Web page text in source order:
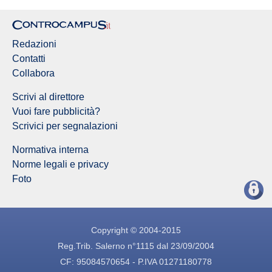
Redazioni
Contatti
Collabora
Scrivi al direttore
Vuoi fare pubblicità?
Scrivici per segnalazioni
Normativa interna
Norme legali e privacy
Foto
Copyright © 2004-2015
Reg.Trib. Salerno n°1115 dal 23/09/2004
CF: 95084570654 - P.IVA 01271180778